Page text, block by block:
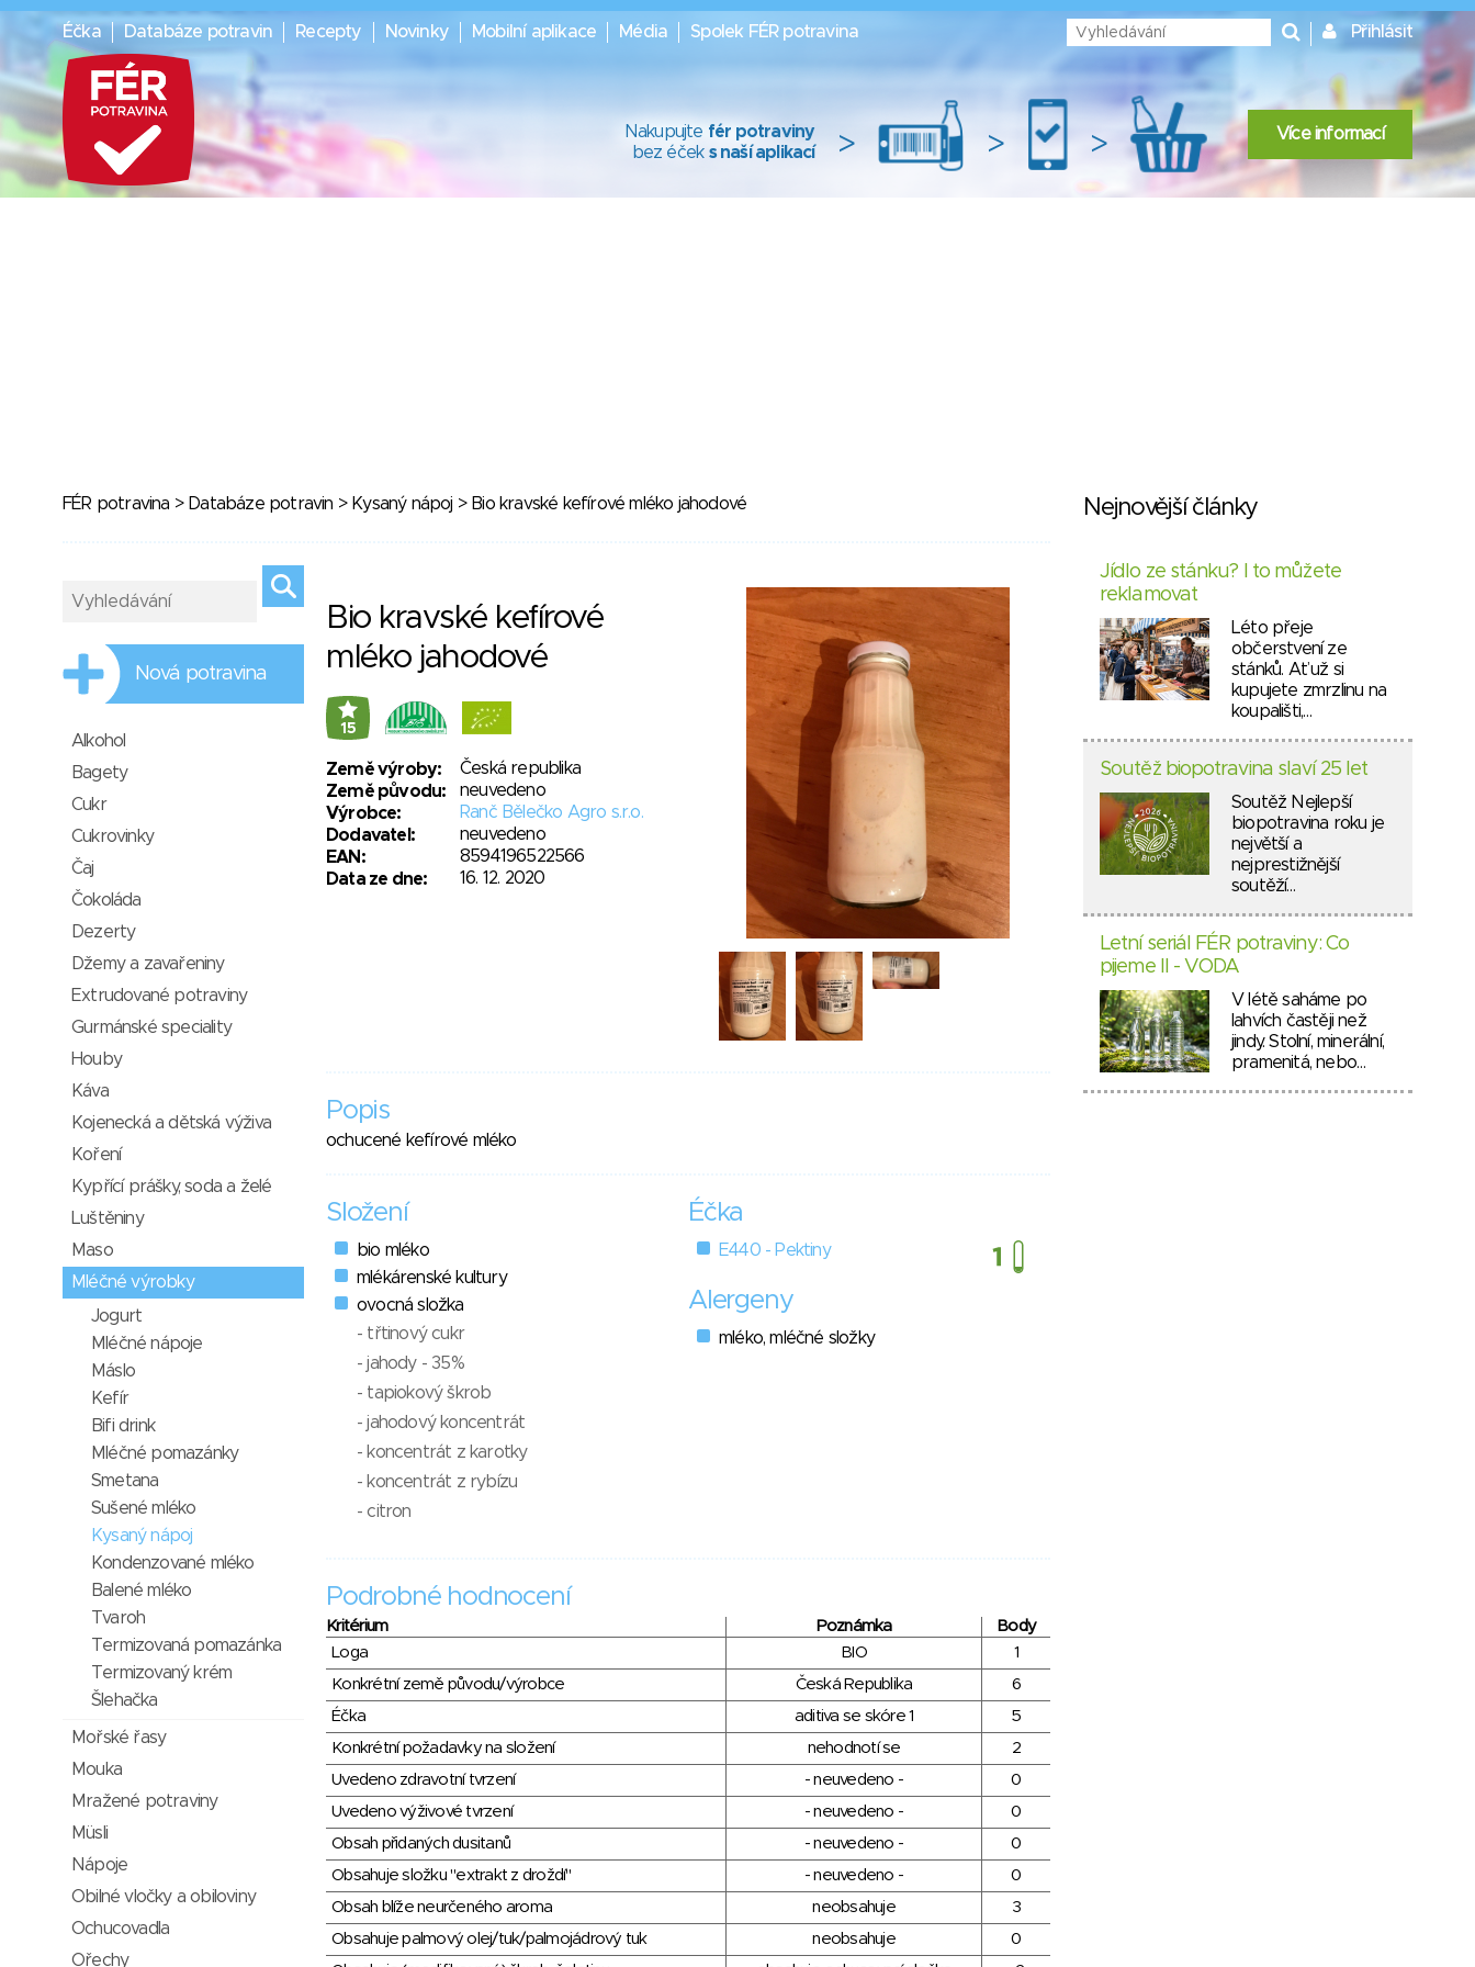
Éčka Databáze potravin Recepty Novinky Mobilní aplikace Média Spolek FÉR potravina Přihlásit
Nakupujte fér potraviny
bez éček s naší aplikací > > > Více informací
FÉR potravina > Databáze potravin > Kysaný nápoj > Bio kravské kefírové mléko jahodové
Bio kravské kefírové
mléko jahodové
15
Země výroby:
Česká republika
Země původu:
neuvedeno
Výrobce:
Ranč Bělečko Agro s.r.o.
Dodavatel:
neuvedeno
EAN:
8594196522566
Data ze dne:
16. 12. 2020
Popis
ochucené kefírové mléko
Složení
bio mléko
mlékárenské kultury
ovocná složka
- třtinový cukr
- jahody - 35%
- tapiokový škrob
- jahodový koncentrát
- koncentrát z karotky
- koncentrát z rybízu
- citron
Éčka
E440 - Pektiny
Alergeny
mléko, mléčné složky
Podrobné hodnocení
Kritérium Poznámka
Body
Loga
BIO
1
Konkrétní země původu/výrobce
Česká Republika
6
Éčka
aditiva se skóre 1
5
Konkrétní požadavky na složení
nehodnotí se
2
Uvedeno zdravotní tvrzení
- neuvedeno -
0
Uvedeno výživové tvrzení
- neuvedeno -
0
Obsah přidaných dusitanů
- neuvedeno -
0
Obsahuje složku "extrakt z droždí"
- neuvedeno -
0
Obsah blíže neurčeného aroma
neobsahuje
3
Obsahuje palmový olej/tuk/palmojádrový tuk
neobsahuje
0
Nová potravina
Alkohol
Bagety
Cukr
Cukrovinky
Čaj
Čokoláda
Dezerty
Džemy a zavařeniny
Extrudované potraviny
Gurmánské speciality
Houby
Káva
Kojenecká a dětská výživa
Koření
Kypřící prášky, soda a želé
Luštěniny
Maso
Mléčné výrobky
Jogurt
Mléčné nápoje
Máslo
Kefír
Bifi drink
Mléčné pomazánky
Smetana
Sušené mléko
Kysaný nápoj
Kondenzované mléko
Balené mléko
Tvaroh
Termizovaná pomazánka
Termizovaný krém
Šlehačka
Mořské řasy
Mouka
Mražené potraviny
Müsli
Nápoje
Obilné vločky a obiloviny
Ochucovadla
Ořechy
Nejnovější články
Jídlo ze stánku? I to můžete
reklamovat
Léto přeje
občerstvení ze
stánků. Ať už si
kupujete zmrzlinu na
koupališti,…
Soutěž biopotravina slaví 25 let
Soutěž Nejlepší
biopotravina roku je
největší a
nejprestižnější
soutěží…
Letní seriál FÉR potraviny: Co
pijeme II - VODA
V létě saháme po
lahvích častěji než
jindy. Stolní, minerální,
pramenitá, nebo…